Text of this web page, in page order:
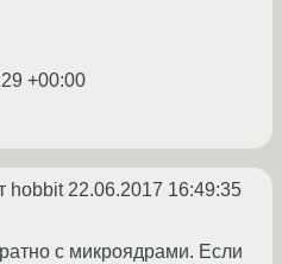
+00:00
hobbit22.06.2017 16:49:35
с микроядрами. Если